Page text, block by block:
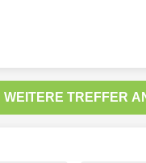
WEITERE TREFFER